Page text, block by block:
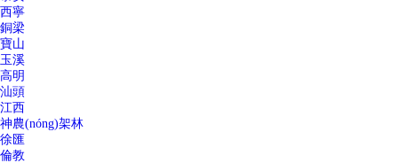
西寧
銅梁
寶山
玉溪
高明
汕頭
江西
神農(nóng)架林
徐匯
倫教